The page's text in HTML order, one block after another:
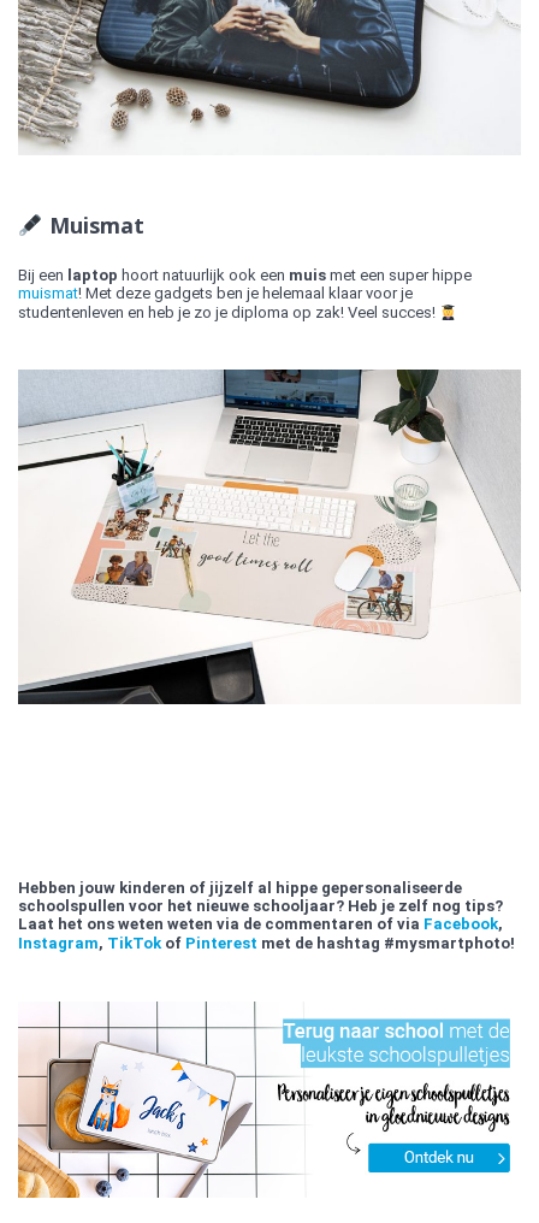
Muismat
Bij een laptop hoort natuurlijk ook een muis met een super hippe
muismat! Met deze gadgets ben je helemaal klaar voor je
studentenleven en heb je zo je diploma op zak! Veel succes!
Hebben jouw kinderen of jijzelf al hippe gepersonaliseerde
schoolspullen voor het nieuwe schooljaar? Heb je zelf nog tips?
Laat het ons weten weten via de commentaren of via Facebook,
Instagram, TikTok of Pinterest met de hashtag #mysmartphoto!